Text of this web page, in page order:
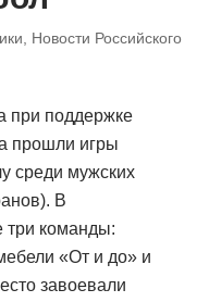
, Новости Российского
при поддержке
прошли игры
среди мужских
В
три команды:
«От и до» и
завоевали